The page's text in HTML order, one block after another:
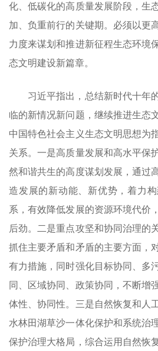
化、低碳化的高质量发展阶段，生
加、负重前行的关键期。必须以更
力度来谋划和推进新征程生态环境
态文明建设新篇章。
习近平指出，总结新时代十年
临的新情况新问题，继续推进生态
中国特色社会主义生态文明思想为
关系。一是高质量发展和高水平保
然和谐共生的高度谋划发展，通过
造发展的新动能、新优势，着力
系，有效降低发展的资源环境代价
后劲。二是重点攻坚和协同治理的
抓住主要矛盾和矛盾的主要方面，
有力措施，同时强化目标协同、多
同、区域协同、政策协同，不断增
体性、协同性。三是自然恢复和人
水林田湖草沙一体化保护和系统治
保护治理大格局，综合运用自然恢